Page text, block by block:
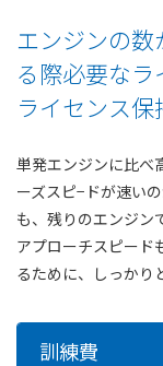
エンジンの
る際必要な
ライセンス
単発エンジンに比べ
ーズスピ−ドが速い
も、残りのエンジン
アプローチスピード
るために、しっかり
訓練費